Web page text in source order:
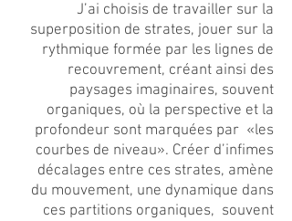
J’ai choisis de travailler sur la
superposition de strates, jouer sur la
rythmique formée par les lignes de
recouvrement, créant ainsi des
paysages imaginaires, souvent
organiques, où la perspective et la
profondeur sont marquées par «les
courbes de niveau». Créer d’infimes
décalages entre ces strates, amène
du mouvement, une dynamique dans
ces partitions organiques, souvent